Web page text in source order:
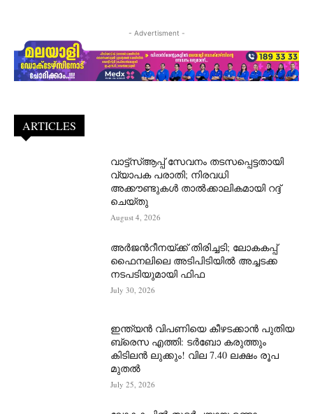
- Advertisment -
ARTICLES
വാട്ട്‌സ്ആപ്പ് സേവനം തടസപ്പെട്ടതായി
വ്യാപക പരാതി; നിരവധി
അക്കൗണ്ടുകൾ താൽക്കാലികമായി റദ്ദ്
ചെയ്തു
August 4, 2026
അർജന്‍റീനയ്ക്ക് തിരിച്ചടി; ലോകകപ്പ്
ഫൈനലിലെ അടിപിടിയിൽ അച്ചടക്ക
നടപടിയുമായി ഫിഫ
July 30, 2026
ഇന്ത്യൻ വിപണിയെ കീഴടക്കാന്‍ പുതിയ
ബ്രെസ എത്തി: ടർബോ കരുത്തും
കിടിലൻ ലുക്കും! വില 7.40 ലക്ഷം രൂപ
മുതൽ
July 25, 2026